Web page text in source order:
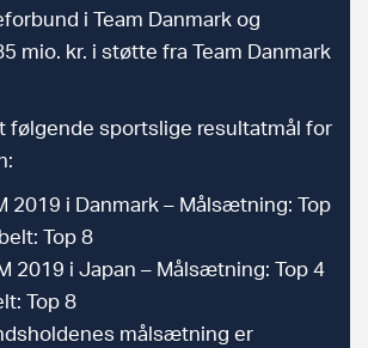
i Team Danmark og
mio. kr. i støtte fra Team Danmark
følgende sportslige resultatmål for
2019 i Danmark – Målsætning: Top
Top 8
2019 i Japan – Målsætning: Top 4
Top 8
målsætning er